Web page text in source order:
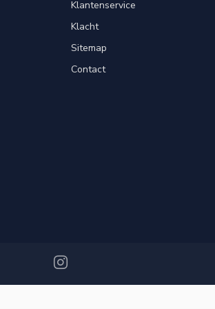
Klantenservice
Klacht
Sitemap
Contact